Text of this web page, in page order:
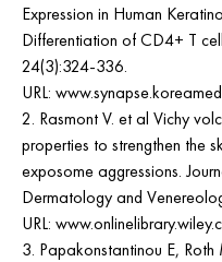
Expression in Human
Differentiation of CD4+ T
24(3):324-336.
URL:
Rasmont V. et al Vichy
properties to strengthen the
exposome aggressions.
Dermatology and
URL:
Papakonstantinou E,